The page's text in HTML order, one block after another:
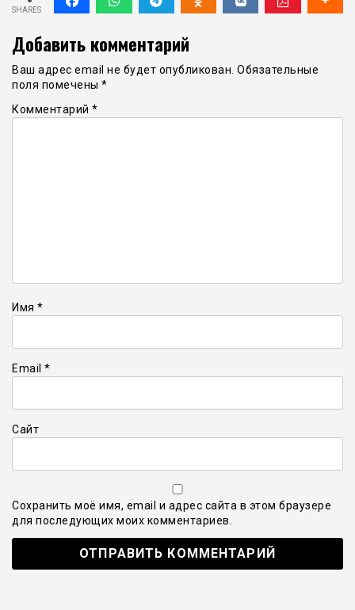
SHARES
Добавить комментарий
Ваш адрес email не будет опубликован. Обязательные
поля помечены *
Комментарий *
Имя *
Email *
Сайт
Сохранить моё имя, email и адрес сайта в этом браузере
для последующих моих комментариев.